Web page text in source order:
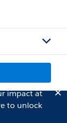
impact at
to unlock